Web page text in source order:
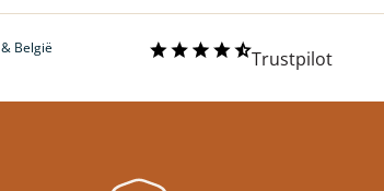
België Trustpilot